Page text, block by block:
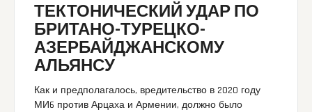
ТЕКТОНИЧЕСКИЙ УДАР ПО
БРИТАНО-ТУРЕЦКО-
АЗЕРБАЙДЖАНСКОМУ
АЛЬЯНСУ
Как и предполагалось, вредительство в 2020 году
МИ6 против Арцаха и Армении, должно было